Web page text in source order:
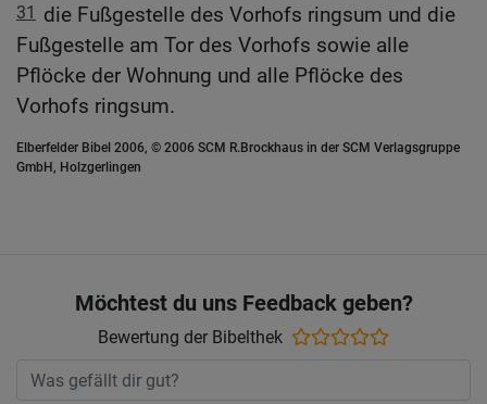
31 die Fußgestelle des Vorhofs ringsum und die
Fußgestelle am Tor des Vorhofs sowie alle
Pflöcke der Wohnung und alle Pflöcke des
Vorhofs ringsum.
Elberfelder Bibel 2006, © 2006 SCM R.Brockhaus in der SCM Verlagsgruppe
GmbH, Holzgerlingen
Möchtest du uns Feedback geben?
Bewertung der Bibelthek